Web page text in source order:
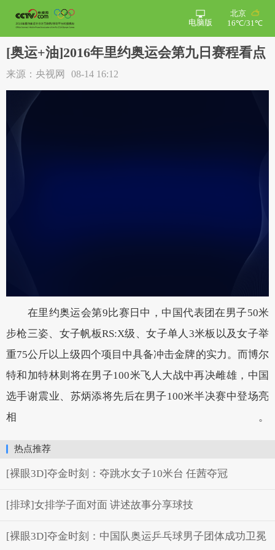
北京
16℃/31℃
电脑版
[奥运+油]2016年里约奥运会第九日赛程看点
来源：央视网 08-14 16:12
在里约奥运会第9比赛日中，中国代表团在男子50米
步枪三姿、女子帆板RS:X级、女子单人3米板以及女子举
重75公斤以上级四个项目中具备冲击金牌的实力。而博尔
特和加特林则将在男子100米飞人大战中再决雌雄，中国
选手谢震业、苏炳添将先后在男子100米半决赛中登场亮
相。
热点推荐
[裸眼3D]夺金时刻：夺跳水女子10米台 任茜夺冠
[排球]女排学子面对面 讲述故事分享球技
[裸眼3D]夺金时刻：中国队奥运乒乓球男子团体成功卫冕